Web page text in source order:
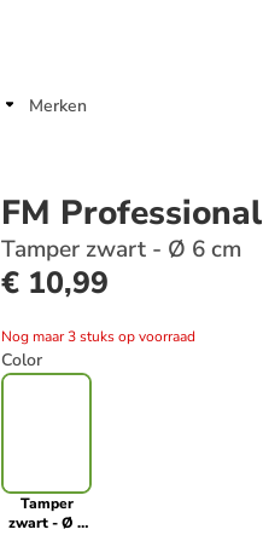
Merken
FM Professional
Tamper zwart - Ø 6 cm
€ 10,99
Nog maar 3 stuks op voorraad
Color
Tamper
zwart - Ø 6